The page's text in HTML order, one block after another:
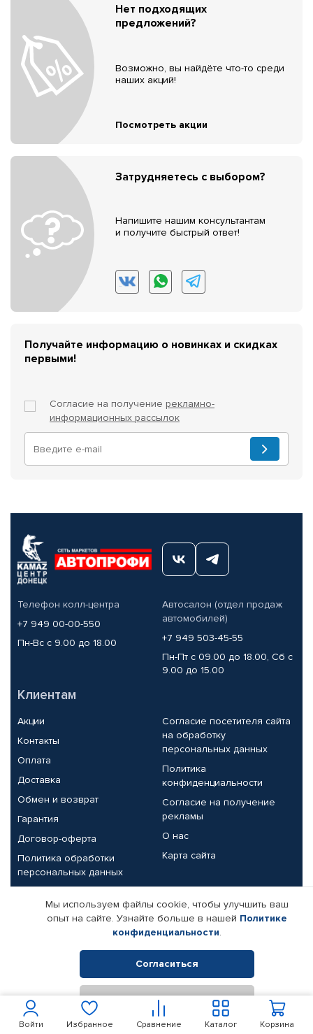
Войти Избранное Сравнение Корзина
Каталог
Нет подходящих
предложений?
Возможно, вы найдёте что-то среди
наших акций!
Посмотреть акции
Затрудняетесь с выбором?
Напишите нашим консультантам
и получите быстрый ответ!
Получайте информацию о новинках и скидках
первыми!
Согласие на получение рекламно-
информационных рассылок
Телефон колл-центра
+7 949 00-00-550
Пн-Вс с 9.00 до 18.00
Автосалон (отдел продаж
автомобилей)
+7 949 503-45-55
Пн-Пт с 09.00 до 18.00, Сб с
9.00 до 15.00
Клиентам
Акции
Контакты
Оплата
Доставка
Обмен и возврат
Гарантия
Договор-оферта
Политика обработки
персональных данных
Согласие посетителя сайта
на обработку
персональных данных
Политика
конфиденциальности
Согласие на получение
рекламы
О нас
Карта сайта
Партнерам
Корпоративным клиентам
Поставщикам
Реквизиты компании
© КАМАЗ ЦЕНТР ДОНЕЦК, 2015-2026. Все права защищены.
Интернет-магазин автомобильных товаров Автопрофи.
Мы используем файлы cookie, чтобы улучшить ваш
опыт на сайте. Узнайте больше в нашей Политике
конфиденциальности.
Согласиться
Отклонить